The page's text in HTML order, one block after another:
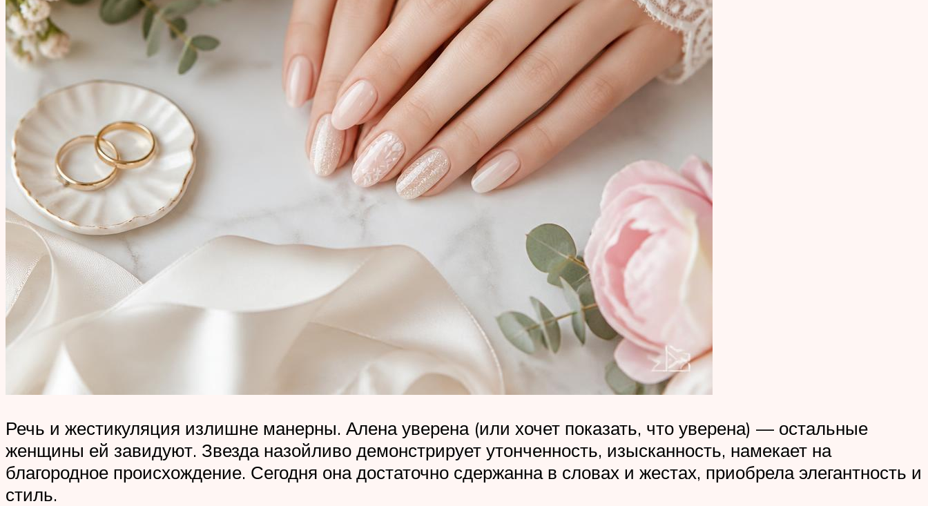
Речь и жестикуляция излишне манерны. Алена уверена (или хочет показать, что уверена) — остальные
женщины ей завидуют. Звезда назойливо демонстрирует утонченность, изысканность, намекает на
благородное происхождение. Сегодня она достаточно сдержанна в словах и жестах, приобрела элегантность и
стиль.